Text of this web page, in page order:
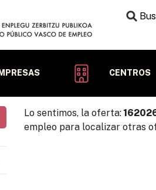
CENTROS
Lo sentimos, la oferta:
empleo para localizar otras